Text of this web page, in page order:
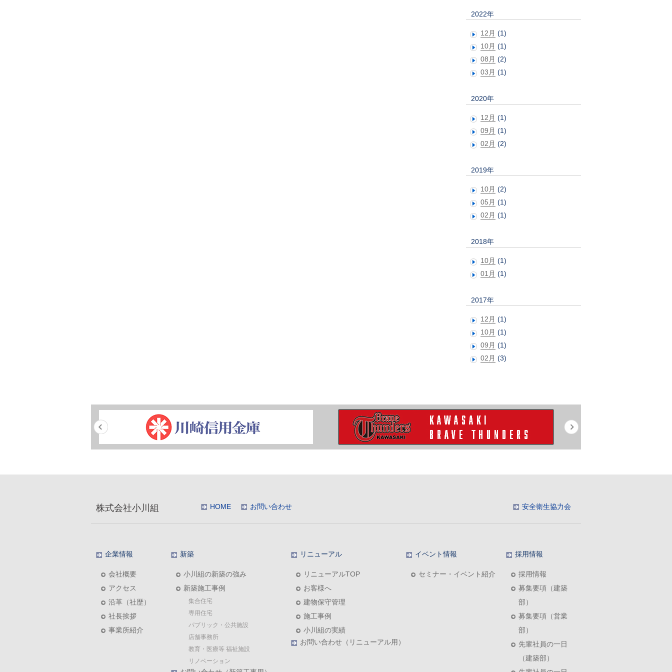
2022年
12月 (1)
10月 (1)
08月 (2)
03月 (1)
2020年
12月 (1)
09月 (1)
02月 (2)
2019年
10月 (2)
05月 (1)
02月 (1)
2018年
10月 (1)
01月 (1)
2017年
12月 (1)
10月 (1)
09月 (1)
02月 (3)
株式会社小川組 HOME お問い合わせ 安全衛生協力会
企業情報
会社概要
アクセス
沿革（社歴）
社長挨拶
事業所紹介
新築
小川組の新築の強み
新築施工事例
集合住宅
専用住宅
パブリック・公共施設
店舗事務所
教育・医療等 福祉施設
リノベーション
リニューアル
リニューアルTOP
お客様へ
建物保守管理
施工事例
小川組の実績
お問い合わせ（リニューアル用）
イベント情報
セミナー・イベント紹介
採用情報
採用情報
募集要項（建築
部）
募集要項（営業
部）
先輩社員の一日
（建築部）